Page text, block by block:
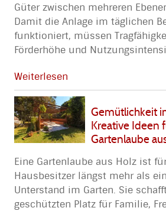
Güter zwischen mehreren
Damit die Anlage im täglichen
funktioniert, müssen
Förderhöhe und
Weiterlesen
Gemütlichkeit
Kreative Ideen
Gartenlaube
Eine Gartenlaube aus Holz ist
Hausbesitzer längst mehr als
Unterstand im Garten. Sie
geschützten Platz für Familie,